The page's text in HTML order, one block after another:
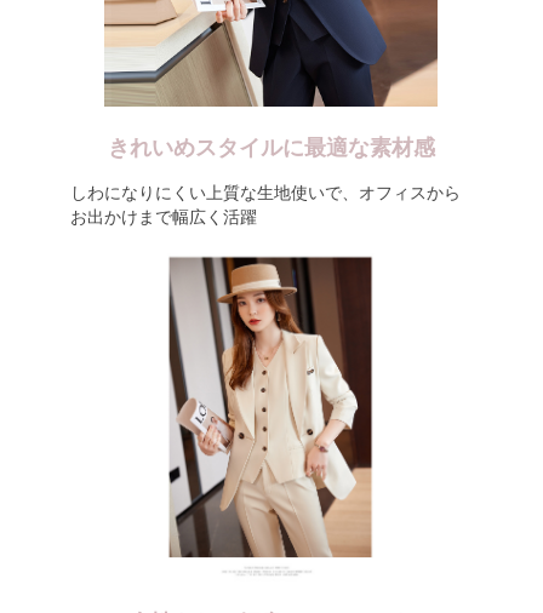
きれいめスタイルに最適な素材感
しわになりにくい上質な生地使いで、オフィスから
お出かけまで幅広く活躍